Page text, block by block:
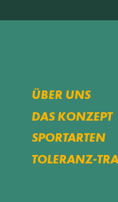
ÜBER UNS
DAS KONZEPT
SPORTARTEN
TOLERANZ-